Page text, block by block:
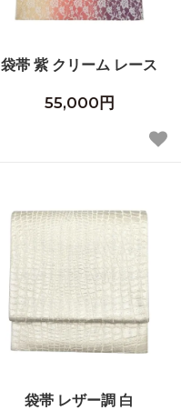
袋帯 紫 クリーム レース
55,000円
袋帯 レザー調 白